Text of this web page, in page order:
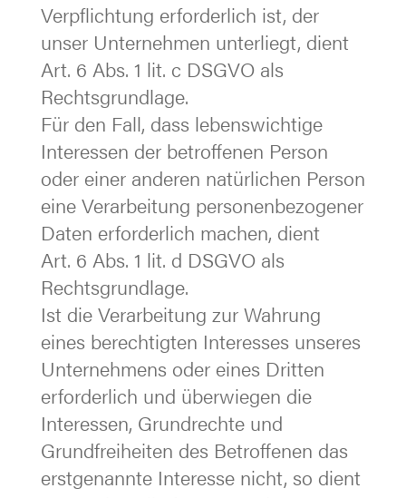
Verpflichtung erforderlich ist, der
unser Unternehmen unterliegt, dient
Art. 6 Abs. 1 lit. c DSGVO als
Rechtsgrundlage.
Für den Fall, dass lebenswichtige
Interessen der betroffenen Person
oder einer anderen natürlichen Person
eine Verarbeitung personenbezogener
Daten erforderlich machen, dient
Art. 6 Abs. 1 lit. d DSGVO als
Rechtsgrundlage.
Ist die Verarbeitung zur Wahrung
eines berechtigten Interesses unseres
Unternehmens oder eines Dritten
erforderlich und überwiegen die
Interessen, Grundrechte und
Grundfreiheiten des Betroffenen das
erstgenannte Interesse nicht, so dient